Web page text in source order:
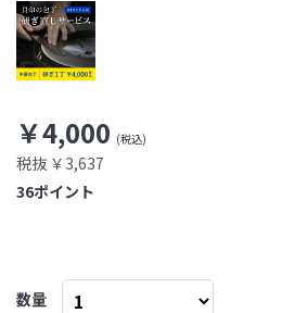
￥4,000
税抜 ￥3,637
ポイント
36
数量